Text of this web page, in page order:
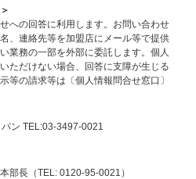
への回答に利用します。お問い合わせ
、連絡先等を加盟店にメール等で提供
業務の一部を外部に委託します。個人
ただけない場合、回答に支障が生じる
等の請求等は〔個人情報問合せ窓口〕
ン TEL:03-3497-0021
長（TEL: 0120-95-0021）